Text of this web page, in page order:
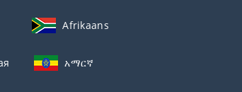
Afrikaans
አማርኛ